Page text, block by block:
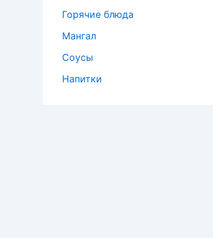
Горячие блюда
Мангал
Соусы
Напитки